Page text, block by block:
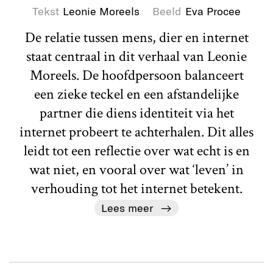
Tekst Leonie Moreels Beeld Eva Procee
De relatie tussen mens, dier en internet
staat centraal in dit verhaal van Leonie
Moreels. De hoofdpersoon balanceert
een zieke teckel en een afstandelijke
partner die diens identiteit via het
internet probeert te achterhalen. Dit alles
leidt tot een reflectie over wat echt is en
wat niet, en vooral over wat ‘leven’ in
verhouding tot het internet betekent.
Lees meer